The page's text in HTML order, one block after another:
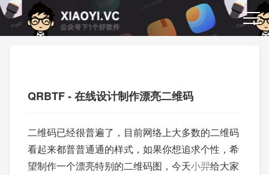
QRBTF - 在线设计制作漂亮二维码
二维码已经很普遍了，目前网络上大多数的二维码
看起来都普普通通的样式，如果你想追求个性，希
望制作一个漂亮特别的二维码图，今天小羿给大家